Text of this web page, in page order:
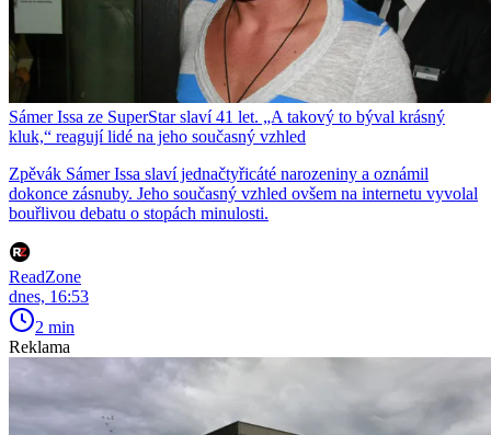
Sámer Issa ze SuperStar slaví 41 let. „A takový to býval krásný
kluk,“ reagují lidé na jeho současný vzhled
Zpěvák Sámer Issa slaví jednačtyřicáté narozeniny a oznámil
dokonce zásnuby. Jeho současný vzhled ovšem na internetu vyvolal
bouřlivou debatu o stopách minulosti.
ReadZone
dnes, 16:53
2 min
Reklama